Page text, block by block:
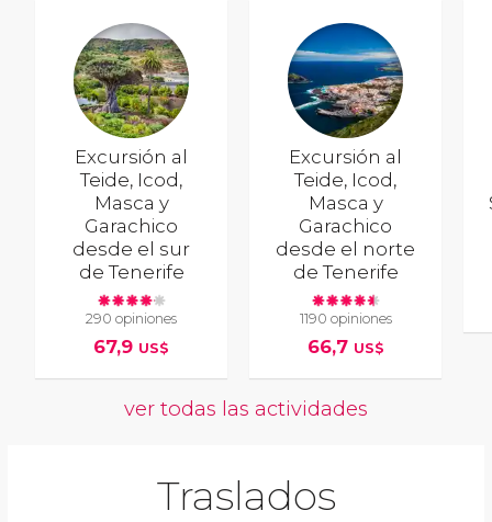
Excursión al
Teide, Icod,
Masca y
Garachico
desde el sur
de Tenerife
290 opiniones
67,9 US$
Excursión al
Teide, Icod,
Masca y
Garachico
desde el norte
de Tenerife
1190 opiniones
66,7 US$
ver todas las actividades
Traslados